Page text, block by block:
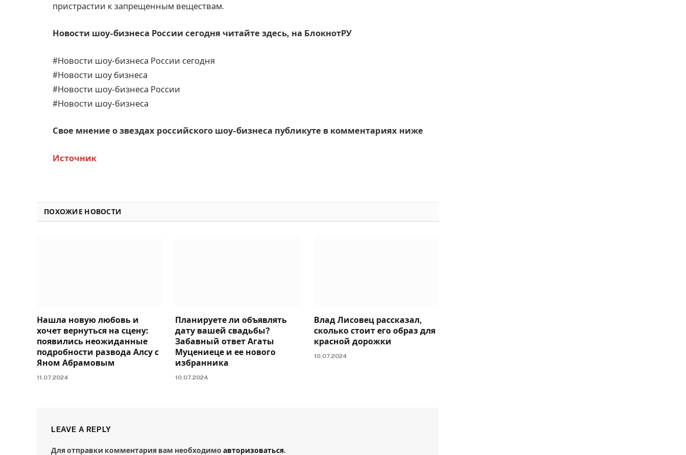
пристрастии к запрещенным веществам.
Новости шоу-бизнеса России сегодня читайте здесь, на БлокнотРУ
#Новости шоу-бизнеса России сегодня
#Новости шоу бизнеса
#Новости шоу-бизнеса России
#Новости шоу-бизнеса
Свое мнение о звездах российского шоу-бизнеса публикуте в комментариях ниже
Источник
ПОХОЖИЕ НОВОСТИ
Нашла новую любовь и
хочет вернуться на сцену:
появились неожиданные
подробности развода Алсу с
Яном Абрамовым
11.07.2024
Планируете ли объявлять
дату вашей свадьбы?
Забавный ответ Агаты
Муцениеце и ее нового
избранника
10.07.2024
Влад Лисовец рассказал,
сколько стоит его образ для
красной дорожки
10.07.2024
LEAVE A REPLY
Для отправки комментария вам необходимо авторизоваться.